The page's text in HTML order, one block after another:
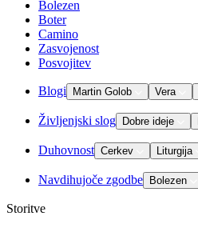
Bolezen
Boter
Camino
Zasvojenost
Posvojitev
Blogi Martin Golob Vera
Življenjski slog Dobre ideje
Duhovnost Cerkev Liturgija
Navdihujoče zgodbe Bolezen
Storitve